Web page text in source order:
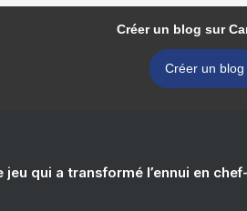
Créer un blog sur
Créer un blog
jeu qui a transformé l’ennui en